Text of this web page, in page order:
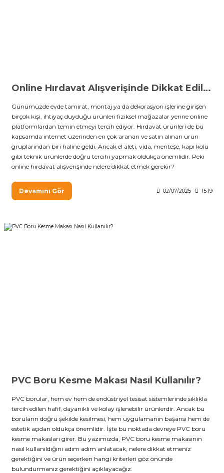
Online Hırdavat Alışverişinde Dikkat Edilmesi Gereken 5 Kriter
Günümüzde evde tamirat, montaj ya da dekorasyon işlerine girişen
birçok kişi, ihtiyaç duyduğu ürünleri fiziksel mağazalar yerine online
platformlardan temin etmeyi tercih ediyor. Hırdavat ürünleri de bu
kapsamda internet üzerinden en çok aranan ve satın alınan ürün
gruplarından biri haline geldi. Ancak el aleti, vida, menteşe, kapı kolu
gibi teknik ürünlerde doğru tercihi yapmak oldukça önemlidir. Peki
online hırdavat alışverişinde nelere dikkat etmek gerekir?
Devamını Gör 02/07/2025 15:19
PVC Boru Kesme Makası Nasıl Kullanılır?
PVC borular, hem ev hem de endüstriyel tesisat sistemlerinde sıklıkla
tercih edilen hafif, dayanıklı ve kolay işlenebilir ürünlerdir. Ancak bu
boruların doğru şekilde kesilmesi, hem uygulamanın başarısı hem de
estetik açıdan oldukça önemlidir. İşte bu noktada devreye PVC boru
kesme makasları girer. Bu yazımızda, PVC boru kesme makasının
nasıl kullanıldığını adım adım anlatacak, nelere dikkat etmeniz
gerektiğini ve ürün seçerken hangi kriterleri göz önünde
bulundurmanız gerektiğini açıklayacağız.